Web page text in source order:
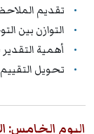
تقديم
التوازن بين
أهمية التقدير
تحويل
اليوم الخامس: